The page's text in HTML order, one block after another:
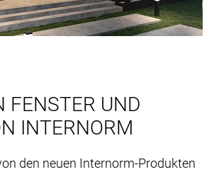
FENSTER UND
INTERNORM
den neuen Internorm-Produkten